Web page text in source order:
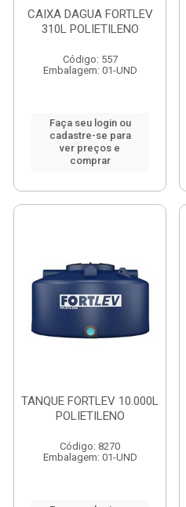
CAIXA DAGUA FORTLEV
310L POLIETILENO
Código: 557
Embalagem: 01-UND
Faça seu login ou
cadastre-se para
ver preços e
comprar
TANQUE FORTLEV 10.000L
POLIETILENO
Código: 8270
Embalagem: 01-UND